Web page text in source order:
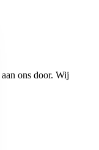
aan ons door. Wij